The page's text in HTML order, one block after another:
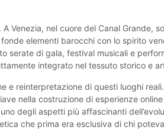
Venezia, nel cuore del Canal Grande,
elementi barocchi con lo spirito
serate di gala, festival musicali e
integrato nel tessuto storico e
e reinterpretazione di questi luoghi reali.
nella costruzione di esperienze
degli aspetti più affascinanti
che prima era esclusiva di chi